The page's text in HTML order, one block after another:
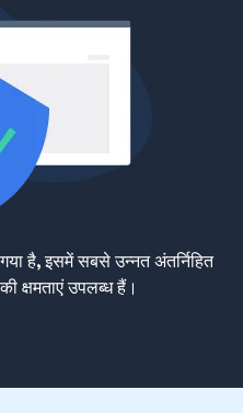
है, इसमें सबसे उन्नत अंतर्निहित
क्षमताएं उपलब्ध हैं।